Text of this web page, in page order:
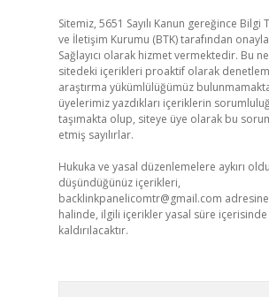
Sitemiz, 5651 Sayılı Kanun gereğince Bilgi
ve İletişim Kurumu (BTK) tarafından
Sağlayıcı olarak hizmet vermektedir. Bu
sitedeki içerikleri proaktif olarak
araştırma yükümlülüğümüz
üyelerimiz yazdıkları içeriklerin
taşımakta olup, siteye üye olarak bu
etmiş sayılırlar.
Hukuka ve yasal düzenlemelere aykırı
düşündüğünüz içerikleri,
backlinkpanelicomtr@gmail.com
halinde, ilgili içerikler yasal süre
kaldırılacaktır.